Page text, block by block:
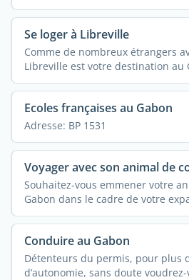
Se loger à Libreville
Comme de nombreux étrangers
Libreville est votre destination au
rendre ...
Ecoles françaises au Gabon
Adresse: BP 1531
Voyager avec son animal de
Souhaitez-vous emmener votre
Gabon dans le cadre de votre
...
Conduire au Gabon
Détenteurs du permis, pour plus
d’autonomie, sans doute